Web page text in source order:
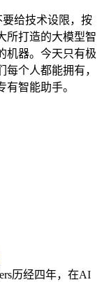
给技术设限，按
所打造的大模型智
机器。今天只有极
个人都能拥有，
智能助手。
历经四年，在AI